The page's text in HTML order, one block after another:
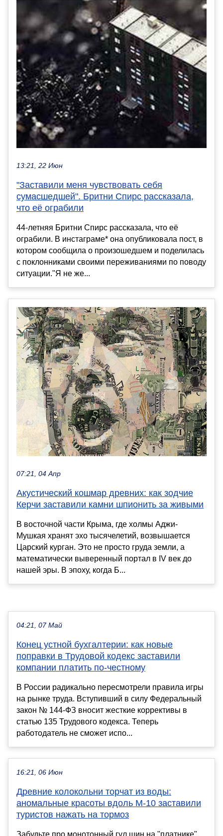
13:21, 22 Июн
"Заставили меня чувствовать себя
сумасшедшей". Бритни Спирс рассказала,
что её ограбили
44-летняя Бритни Спирс рассказала, что её
ограбили. В инстаграме* она опубликовала пост, в
котором сообщила о произошедшем и поделилась
с поклонниками своими переживаниями по поводу
ситуации."Я не же...
07:21, 04 Апр
Акустический кошмар древних: как зодчие
Керчи заставили камни шпионить за живыми
В восточной части Крыма, где холмы Аджи-
Мушкая хранят эхо тысячелетий, возвышается
Царский курган. Это не просто груда земли, а
математически выверенный портал в IV век до
нашей эры. В эпоху, когда Б...
04:21, 07 Май
Конец устной бухгалтерии: как новые
поправки в Трудовой кодекс заставили
компании платить по-честному
В России радикально пересмотрели правила игры
на рынке труда. Вступивший в силу Федеральный
закон № 144-ФЗ вносит жесткие коррективы в
статью 135 Трудового кодекса. Теперь
работодатель не сможет испо...
16:21, 06 Июн
Древние колокольни торчат из воды:
аномальные красоты вдоль М-10 заставили
туристов нажать на тормоз
Забудьте про монотонный гул шин на "платнике".